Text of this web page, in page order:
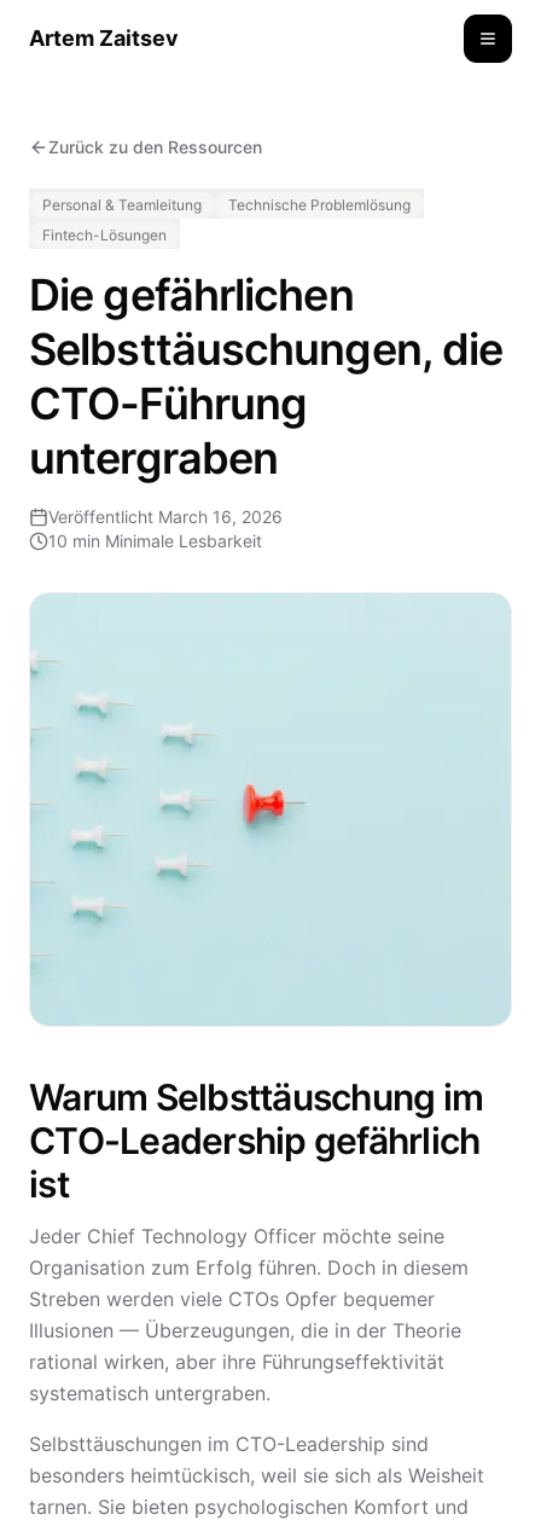
Artem Zaitsev
Zurück zu den Ressourcen
Personal & Teamleitung
Technische Problemlösung
Fintech-Lösungen
Die gefährlichen
Selbsttäuschungen, die
CTO-Führung
untergraben
Veröffentlicht March 16, 2026
10 min Minimale Lesbarkeit
Warum Selbsttäuschung im
CTO-Leadership gefährlich
ist
Jeder Chief Technology Officer möchte seine
Organisation zum Erfolg führen. Doch in diesem
Streben werden viele CTOs Opfer bequemer
Illusionen — Überzeugungen, die in der Theorie
rational wirken, aber ihre Führungseffektivität
systematisch untergraben.
Selbsttäuschungen im CTO-Leadership sind
besonders heimtückisch, weil sie sich als Weisheit
tarnen. Sie bieten psychologischen Komfort und